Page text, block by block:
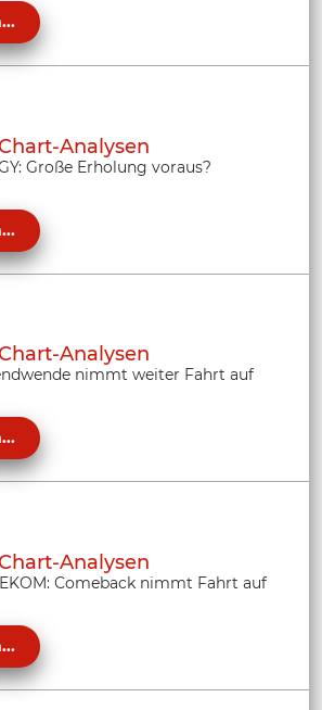
Analysen
Große Erholung voraus?
Analysen
nimmt weiter Fahrt auf
Analysen
Comeback nimmt Fahrt auf